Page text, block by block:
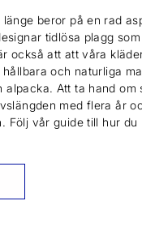
beror på en rad
tidlösa plagg
också att att våra
och naturliga
alpacka. Att ta hand om
med flera år
Följ vår guide till hur du